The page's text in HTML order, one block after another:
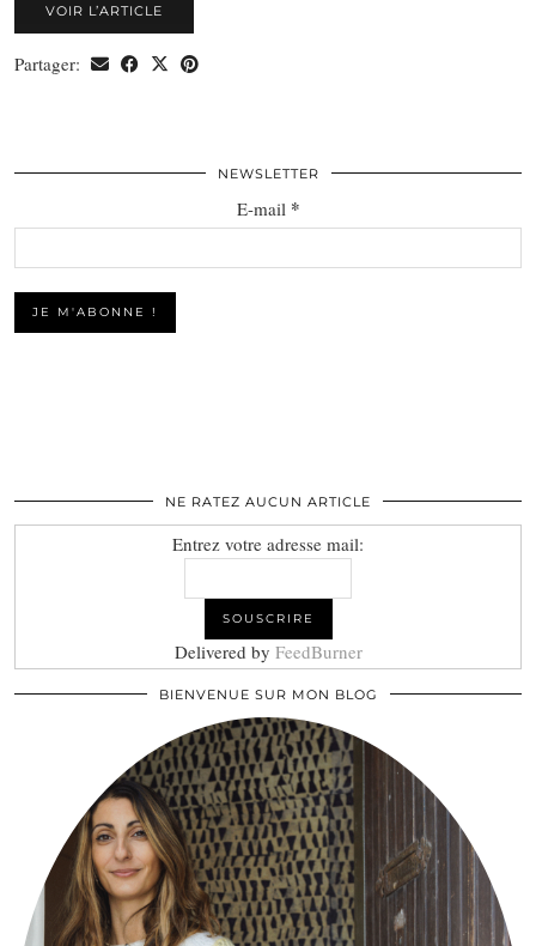
VOIR L’ARTICLE
Partager:
NEWSLETTER
E-mail *
NE RATEZ AUCUN ARTICLE
Entrez votre adresse mail:
Delivered by FeedBurner
BIENVENUE SUR MON BLOG